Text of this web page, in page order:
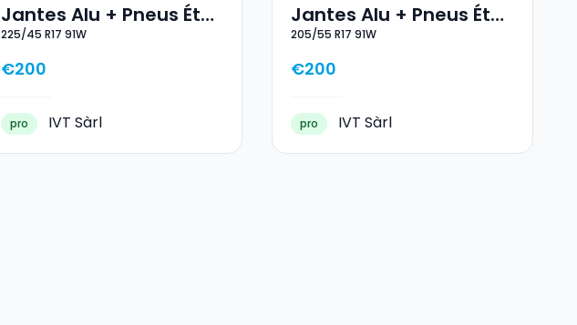
Jantes Alu + Pneus Été
17 225/45 R17 91W
225/45 R17 91W
€200
pro IVT Sàrl
Jantes Alu + Pneus Été
17 205/55 R17 91W
205/55 R17 91W
€200
pro IVT Sàrl